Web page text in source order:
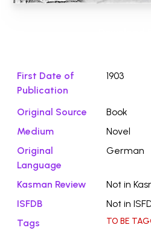
First Date of
Publication
1903
Original Source
Book
Medium
Novel
Original
Language
German
Kasman Review
Not in
ISFDB
Not in
Tags
TO BE